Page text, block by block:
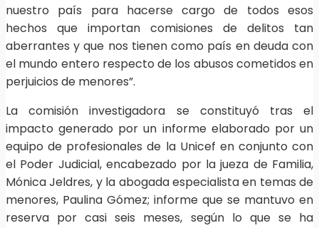
nuestro país para hacerse cargo de todos esos
hechos que importan comisiones de delitos tan
aberrantes y que nos tienen como país en deuda con
el mundo entero respecto de los abusos cometidos en
perjuicios de menores”.
La comisión investigadora se constituyó tras el
impacto generado por un informe elaborado por un
equipo de profesionales de la Unicef en conjunto con
el Poder Judicial, encabezado por la jueza de Familia,
Mónica Jeldres, y la abogada especialista en temas de
menores, Paulina Gómez; informe que se mantuvo en
reserva por casi seis meses, según lo que se ha